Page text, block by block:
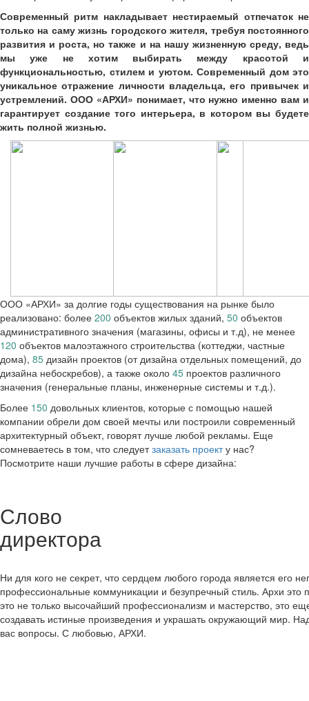
Современный ритм накладывает нестираемый отпечаток не
только на саму жизнь городского жителя, требуя постоянного
развития и роста, но также и на нашу жизненную среду, ведь
мы уже не хотим выбирать между красотой и
функциональностью, стилем и уютом. Современный дом это
уникальное отражение личности владельца, его привычек и
устремлений. ООО «АРХИ» понимает, что нужно именно вам и
гарантирует создание того интерьера, в котором вы будете
жить полной жизнью.
ООО «АРХИ» за долгие годы существования на рынке было
реализовано: более 200 объектов жилых зданий, 50 объектов
административного значения (магазины, офисы и т.д), не менее
120 объектов малоэтажного строительства (коттеджи, частные
дома), 85 дизайн проектов (от дизайна отдельных помещений, до
дизайна небоскребов), а также около 45 проектов различного
значения (генеральные планы, инженерные системы и т.д.).
Более 150 довольных клиентов, которые с помощью нашей
компании обрели дом своей мечты или построили современный
архитектурный объект, говорят лучше любой рекламы. Еще
сомневаетесь в том, что следуетзаказать проекту нас?
Посмотрите наши лучшие работы в сфере дизайна:
Слово
директора
Ни для кого не секрет, что сердцем любого города является его
профессиональные коммуникации и безупречный стиль. Архи это
это не только высочайший профессионализм и мастерство, это
создавать истиные произведения и украшать окружающий мир.
вас вопросы. С любовью, АРХИ.